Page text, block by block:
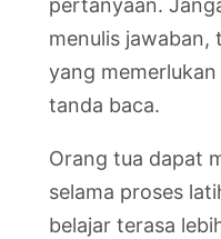
menulis jawaban,
yang
tanda baca.
Orang tua dapat
selama proses
belajar terasa